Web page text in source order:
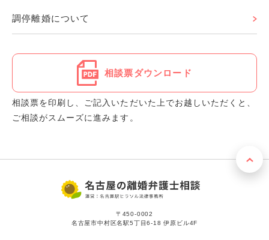
調停離婚について
相談票ダウンロード
相談票を印刷し、ご記入いただいた上でお越しいただくと、
ご相談がスムーズに進みます。
〒450-0002
名古屋市中村区名駅5丁目6-18 伊原ビル4F